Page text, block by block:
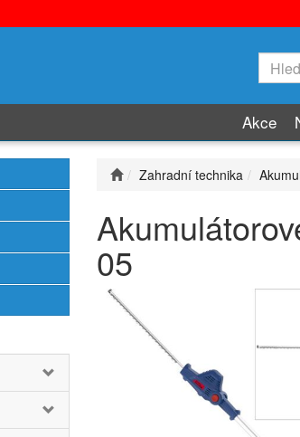
Akce
Zahradní technika
05